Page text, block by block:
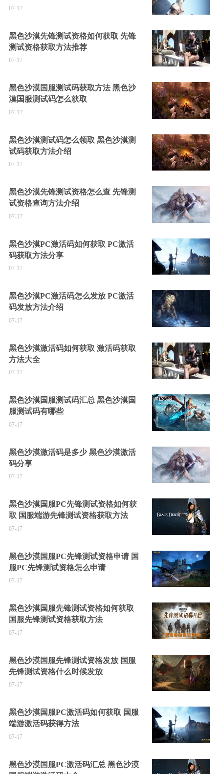
07-17
黑色沙漠先锋测试资格如何获取 先锋
测试资格获取方法推荐
07-17
黑色沙漠国服测试码获取方法 黑色沙
漠国服测试码怎么获取
07-17
黑色沙漠测试码怎么领取 黑色沙漠测
试码获取方法介绍
07-17
黑色沙漠先锋测试资格怎么查 先锋测
试资格查询方法介绍
07-17
黑色沙漠PC激活码如何获取 PC激活
码获取方法分享
07-17
黑色沙漠PC激活码怎么发放 PC激活
码发放方法介绍
07-17
黑色沙漠激活码如何获取 激活码获取
方法大全
07-17
黑色沙漠国服测试码汇总 黑色沙漠国
服测试码有哪些
07-17
黑色沙漠激活码是多少 黑色沙漠激活
码分享
07-17
黑色沙漠国服PC先锋测试资格如何获
取 国服端游先锋测试资格获取方法
07-17
黑色沙漠国服PC先锋测试资格申请 国
服PC先锋测试资格怎么申请
07-17
黑色沙漠国服先锋测试资格如何获取
国服先锋测试资格获取方法
07-17
黑色沙漠国服先锋测试资格发放 国服
先锋测试资格什么时候发放
07-17
黑色沙漠国服PC激活码如何获取 国服
端游激活码获得方法
07-17
黑色沙漠国服PC激活码汇总 黑色沙漠